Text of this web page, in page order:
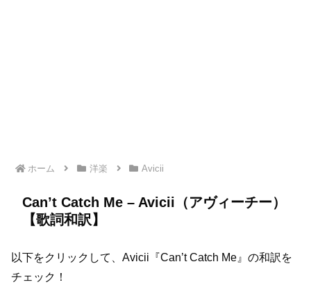
ホーム 洋楽 Avicii
Can’t Catch Me – Avicii（アヴィーチー）
【歌詞和訳】
以下をクリックして、Avicii『Can’t Catch Me』の和訳を
チェック！